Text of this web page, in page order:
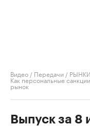
Видео / Передачи / РЫНКИ
Как персональные
рынок
Выпуск за 8